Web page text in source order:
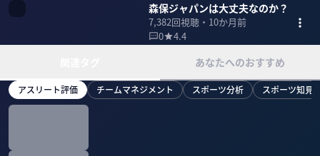
森保ジャパンは大丈夫なのか？
7,382回視聴・ 10か月前
0
4.4
あなたへのおすすめ
アスリート評価 チームマネジメント スポーツ分析 スポーツ知見